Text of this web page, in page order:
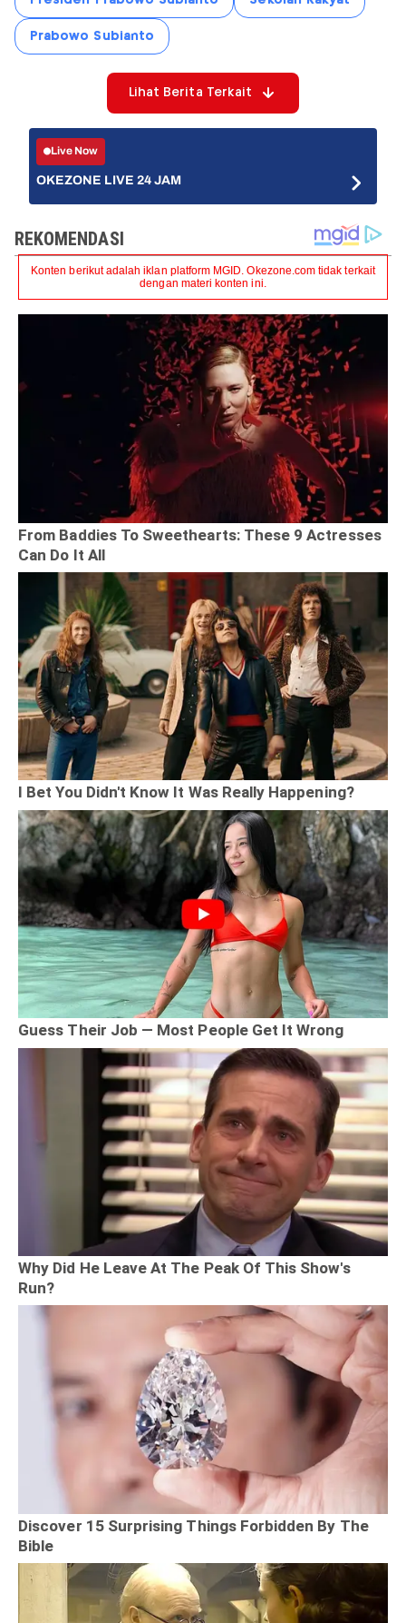
Prabowo Subianto
Lihat Berita Terkait
Live Now
OKEZONE LIVE 24 JAM